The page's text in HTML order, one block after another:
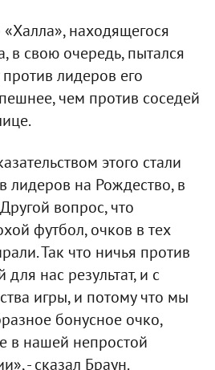
находящегося
в свою очередь, пытался
лидеров его
чем против соседей
этого стали
лидеров на Рождество, в
вопрос, что
футбол, очков в тех
Так что ничья против
нас результат, и с
игры, и потому что мы
бонусное очко,
в нашей непростой
- сказал Браун.